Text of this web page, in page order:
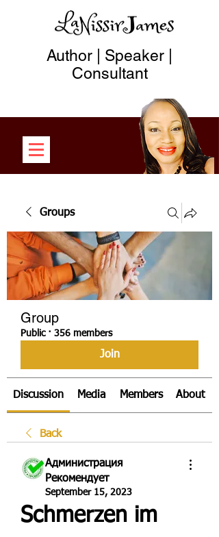
Author | Speaker |
Consultant
Groups
Group
Public · 356 members
Join
Discussion Media Members About
Back
Администрация
Рекомендует
September 15, 2023
Schmerzen im